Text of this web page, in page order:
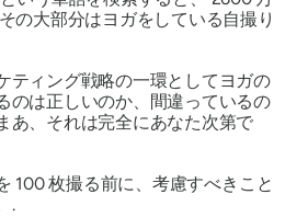
の大部分はヨガをしている自撮り
ティング戦略の一環としてヨガの
のは正しいのか、間違っているの
あ、それは完全にあなた次第で
100 枚撮る前に、考慮すべきこと
.